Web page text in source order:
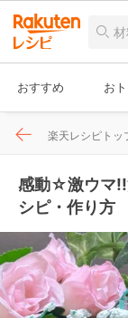
おすすめ お
楽天レシピトッ
感動☆激ウマ!!
シピ・作り方